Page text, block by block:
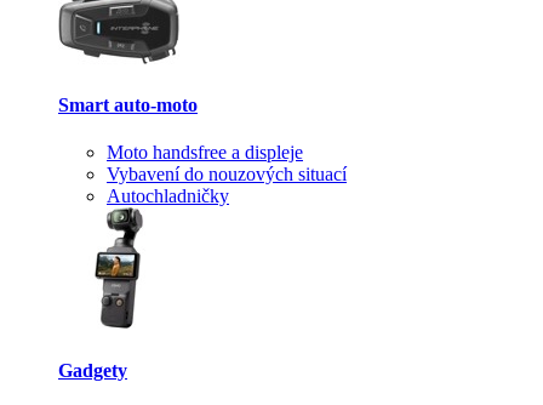
Smart auto-moto
Moto handsfree a displeje
Vybavení do nouzových situací
Autochladničky
Gadgety